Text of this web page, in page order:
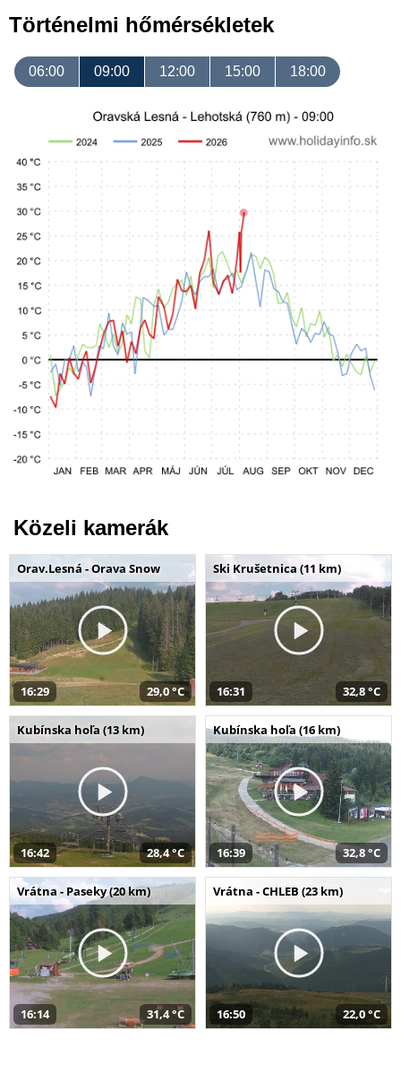
Történelmi hőmérsékletek
06:00 09:00 12:00 15:00 18:00
Közeli kamerák
Orav.Lesná - Orava Snow
16:29 29,0 °C
Ski Krušetnica (11 km)
16:31 32,8 °C
Kubínska hoľa (13 km)
16:42 28,4 °C
Kubínska hoľa (16 km)
16:39 32,8 °C
Vrátna - Paseky (20 km)
16:14 31,4 °C
Vrátna - CHLEB (23 km)
16:50 22,0 °C